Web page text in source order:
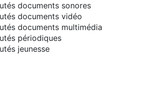
documents sonores
documents vidéo
documents multimédia
périodiques
jeunesse